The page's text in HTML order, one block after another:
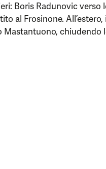
Boris Radunovic verso
al Frosinone.
Mastantuono, chiudendo